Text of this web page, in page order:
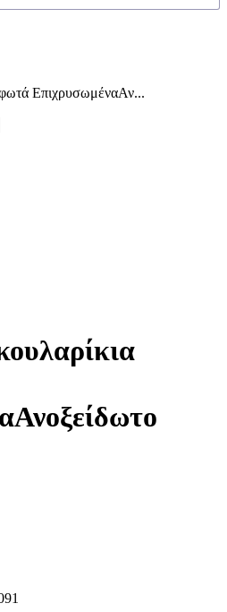
ΕπιχρυσωμέναΑν...